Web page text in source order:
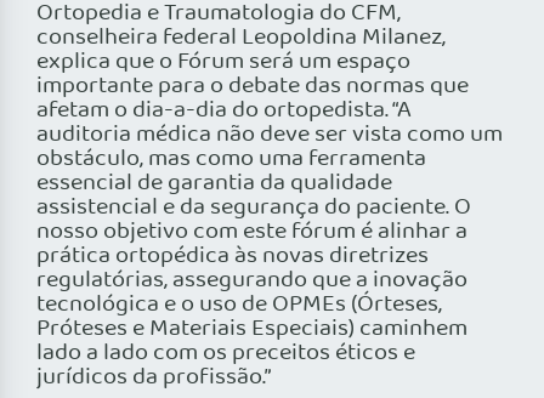
Ortopedia e Traumatologia do CFM,
conselheira federal Leopoldina Milanez,
explica que o Fórum será um espaço
importante para o debate das normas que
afetam o dia-a-dia do ortopedista. “A
auditoria médica não deve ser vista como um
obstáculo, mas como uma ferramenta
essencial de garantia da qualidade
assistencial e da segurança do paciente. O
nosso objetivo com este fórum é alinhar a
prática ortopédica às novas diretrizes
regulatórias, assegurando que a inovação
tecnológica e o uso de OPMEs (Órteses,
Próteses e Materiais Especiais) caminhem
lado a lado com os preceitos éticos e
jurídicos da profissão.”